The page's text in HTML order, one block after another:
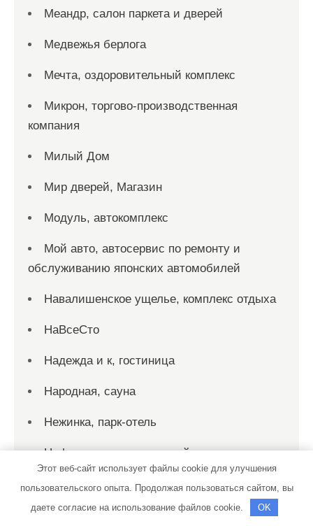
Меандр, салон паркета и дверей
Медвежья берлога
Мечта, оздоровительный комплекс
Микрон, торгово-производственная
компания
Милый Дом
Мир дверей, Магазин
Модуль, автокомплекс
Мой авто, автосервис по ремонту и
обслуживанию японских автомобилей
Навалишенское ущелье, комплекс отдыха
НаВсеСто
Надежда и к, гостиница
Народная, сауна
Нежинка, парк-отель
Нефтяник, автосервисный комплекс
Ниагара, баня
Нижегородец, автосалон
Этот веб-сайт использует файлы cookie для улучшения
пользовательского опыта. Продолжая пользоваться сайтом, вы
даете согласие на использование файлов cookie.
OK